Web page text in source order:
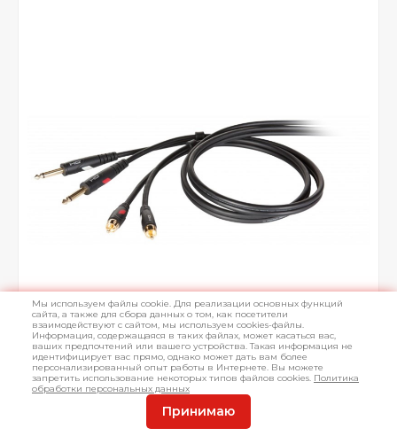
Мы используем файлы cookie. Для реализации основных функций
сайта, а также для сбора данных о том, как посетители
взаимодействуют с сайтом, мы используем cookies-файлы.
Информация, содержащаяся в таких файлах, может касаться вас,
ваших предпочтений или вашего устройства. Такая информация не
идентифицирует вас прямо, однако может дать вам более
персонализированный опыт работы в Интернете. Вы можете
запретить использование некоторых типов файлов cookies. Политика
обработки персональных данных
Принимаю